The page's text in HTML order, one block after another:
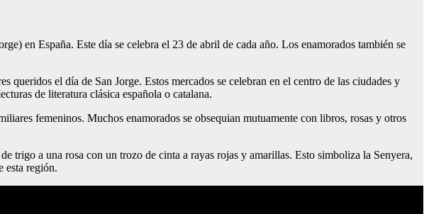
en España. Este día se celebra el 23 de abril de cada año. Los enamorados también se
queridos el día de San Jorge. Estos mercados se celebran en el centro de las ciudades y
de literatura clásica española o catalana.
femeninos. Muchos enamorados se obsequian mutuamente con libros, rosas y otros
trigo a una rosa con un trozo de cinta a rayas rojas y amarillas. Esto simboliza la Senyera,
esta región.